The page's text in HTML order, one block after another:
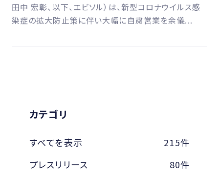
田中 宏彰、以下、エビソル）は、新型コロナウイルス感
染症の拡大防止策に伴い大幅に自粛営業を余儀...
カテゴリ
すべてを表示
215件
プレスリリース
80件